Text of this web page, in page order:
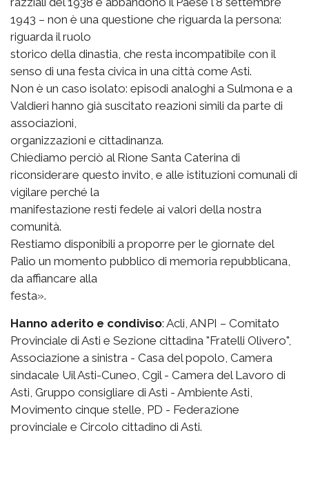
1943 – non è una questione che riguarda la persona:
riguarda il ruolo
storico della dinastia, che resta incompatibile con il
senso di una festa civica in una città come Asti.
Non è un caso isolato: episodi analoghi a Sulmona e a
Valdieri hanno già suscitato reazioni simili da parte di
associazioni,
organizzazioni e cittadinanza.
Chiediamo perciò al Rione Santa Caterina di
riconsiderare questo invito, e alle istituzioni comunali di
vigilare perché la
manifestazione resti fedele ai valori della nostra
comunità.
Restiamo disponibili a proporre per le giornate del
Palio un momento pubblico di memoria repubblicana,
da affiancare alla
festa».
Hanno aderito e condiviso: Acli, ANPI – Comitato
Provinciale di Asti e Sezione cittadina "Fratelli Olivero",
Associazione a sinistra - Casa del popolo, Camera
sindacale Uil Asti-Cuneo, Cgil - Camera del Lavoro di
Asti, Gruppo consigliare di Asti - Ambiente Asti,
Movimento cinque stelle, PD - Federazione
provinciale e Circolo cittadino di Asti.